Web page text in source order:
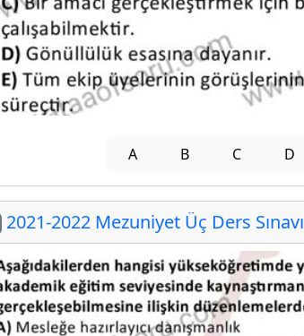
A B C D
2021-2022 Mezuniyet Üç Ders Sınavı